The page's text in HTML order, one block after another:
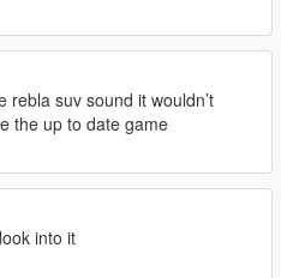
rebla suv sound it wouldn’t
the up to date game
into it